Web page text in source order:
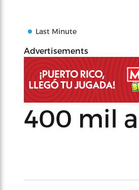
Last Minute
Advertisements
400 mil